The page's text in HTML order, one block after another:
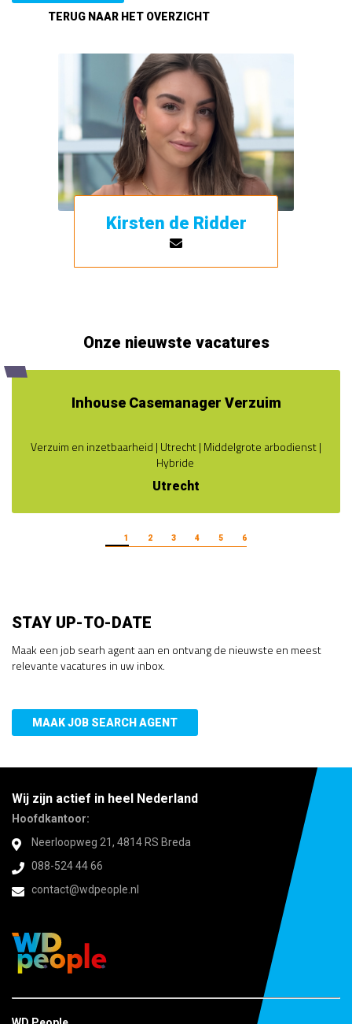
Kirsten de Ridder
Onze nieuwste vacatures
Inhouse Casemanager Verzuim
Verzuim en inzetbaarheid | Utrecht | Middelgrote arbodienst |
Hybride
Utrecht
1 2 3 4 5 6
STAY UP-TO-DATE
Maak een job searh agent aan en ontvang de nieuwste en meest
relevante vacatures in uw inbox.
MAAK JOB SEARCH AGENT
Wij zijn actief in heel Nederland
Hoofdkantoor:
Neerloopweg 21, 4814 RS Breda
088-524 44 66
contact@wdpeople.nl